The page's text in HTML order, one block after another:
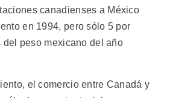
canadienses a México
en 1994, pero sólo 5 por
peso mexicano del año
el comercio entre Canadá y